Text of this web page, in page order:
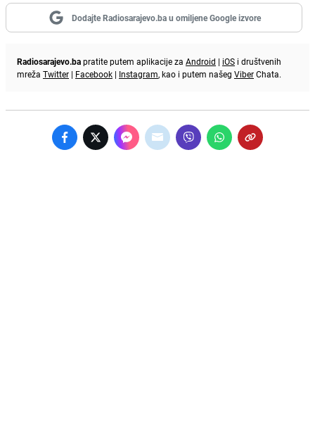
Dodajte Radiosarajevo.ba u omiljene Google izvore
Radiosarajevo.bapratite putem aplikacije za Android | iOS i društvenih
mreža Twitter | Facebook | Instagram, kao i putem našeg ViberChata.